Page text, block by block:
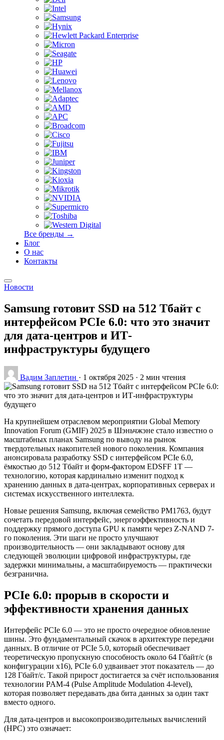
Все бренды →
Блог
О нас
Контакты
Новости
Samsung готовит SSD на 512 Тбайт с
интерфейсом PCIe 6.0: что это значит
для дата-центров и ИТ-
инфраструктуры будущего
Вадим Заплетин · 1 октября 2025 · 2 мин чтения
На крупнейшем отраслевом мероприятии Global Memory
Innovation Forum (GMIF) 2025 в Шэньчжэне стало известно о
масштабных планах Samsung по выводу на рынок
твердотельных накопителей нового поколения. Компания
анонсировала разработку SSD с интерфейсом PCIe 6.0,
ёмкостью до 512 Тбайт и форм-фактором EDSFF 1T —
технологию, которая кардинально изменит подход к
хранению данных в дата-центрах, корпоративных серверах и
системах искусственного интеллекта.
Новые решения Samsung, включая семейство PM1763, будут
сочетать передовой интерфейс, энергоэффективность и
поддержку прямого доступа GPU к памяти через Z-NAND 7-
го поколения. Эти шаги не просто улучшают
производительность — они закладывают основу для
следующей эволюции цифровой инфраструктуры, где
задержки минимальны, а масштабируемость — практически
безгранична.
PCIe 6.0: прорыв в скорости и
эффективности хранения данных
Интерфейс PCIe 6.0 — это не просто очередное обновление
шины. Это фундаментальный скачок в архитектуре передачи
данных. В отличие от PCIe 5.0, который обеспечивает
теоретическую пропускную способность около 64 Гбайт/с (в
конфигурации x16), PCIe 6.0 удваивает этот показатель — до
128 Гбайт/с. Такой прирост достигается за счёт использования
технологии PAM-4 (Pulse Amplitude Modulation 4-level),
которая позволяет передавать два бита данных за один такт
вместо одного.
Для дата-центров и высокопроизводительных вычислений
(HPC) это означает: